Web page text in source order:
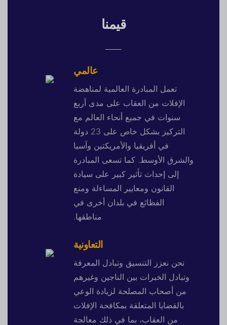
قيمنا
عالمي
تعمل المبادرة العالمية لمناهضة
الإفلات من العقاب على مدى أربع
سنوات في جميع أنحاء العالم مع
التركيز بشكل خاص على 23 دولة
في أفريقيا والأمريكتين وآسيا
والشرق الأوسط. كما تسعى المبادرة
إلى إحداث تأثير كبير على سيادة
القانون ومعايير المساءلة ومنع
الفظائع في بلدان أخرى في
مناطقها.
التعاونية
نحن نعزز التنسيق وتبادل المعرفة
وتبادل الخبرات بين الناجين وغيرهم
من أصحاب المصلحة لزيادة الوعي
بالقضايا المتعلقة بمكافحة الإفلات
من العقاب، بما في ذلك معالجة